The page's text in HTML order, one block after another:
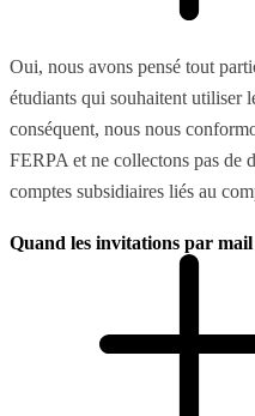
Oui, nous avons pensé tout
étudiants qui souhaitent utiliser
conséquent, nous nous
FERPA et ne collectons pas de
comptes subsidiaires liés au
Quand les invitations par mail